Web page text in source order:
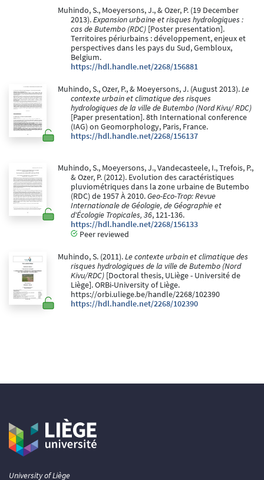
Muhindo, S., Moeyersons, J., & Ozer, P. (19 December
2013).Expansion urbaine et risques hydrologiques :
cas de Butembo (RDC) [Poster presentation].
Territoires périurbains : développement, enjeux et
perspectives dans les pays du Sud, Gembloux,
Belgium.
https://hdl.handle.net/2268/156881
Muhindo, S., Ozer, P., & Moeyersons, J. (August 2013).Le
contexte urbain et climatique des risques
hydrologiques de la ville de Butembo (Nord Kivu/ RDC)
[Paper presentation]. 8th International conference
(IAG) on Geomorphology, Paris, France.
https://hdl.handle.net/2268/156137
Muhindo, S., Moeyersons, J., Vandecasteele, I., Trefois, P.,
& Ozer, P. (2012). Evolution des caractéristiques
pluviométriques dans la zone urbaine de Butembo
(RDC) de 1957 À 2010.Geo-Eco-Trop: Revue
Internationale de Géologie, de Géographie et
d'Écologie Tropicales, 36, 121-136.
https://hdl.handle.net/2268/156133
Peer reviewed
Muhindo, S. (2011).Le contexte urbain et climatique des
risques hydrologiques de la ville de Butembo (Nord
Kivu/RDC) [Doctoral thesis, ULiège - Université de
Liège]. ORBi-University of Liège.
https://orbi.uliege.be/handle/2268/102390
https://hdl.handle.net/2268/102390
University of Liège